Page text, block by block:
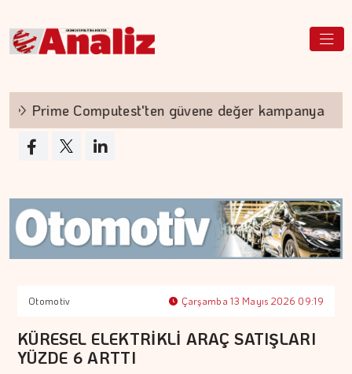
Prime Computest'ten güvene değer kampanya
Otomotiv Çarşamba 13 Mayıs 2026 09:19
KÜRESEL ELEKTRİKLİ ARAÇ SATIŞLARI
YÜZDE 6 ARTTI